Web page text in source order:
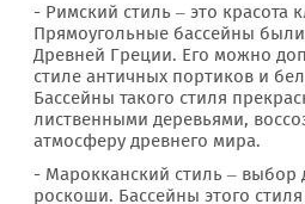
- Римский стиль – это красота
Прямоугольные бассейны
Древней Греции. Его можно
стиле античных портиков и
Бассейны такого стиля
лиственными деревьями,
атмосферу древнего мира.
- Марокканский стиль – выбор
роскоши. Бассейны этого